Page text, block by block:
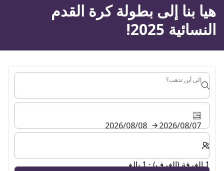
هيا بنا إلى بطولة كرة القدم
النسائية 2025!
إلى أين تذهب؟
إلى أين تذهب؟
07‏/08‏/2026
08‏/08‏/2026
حدد عدد الغرف والضيوف لإقامتك
1 الغرفة (الغرف) ⋅ 1 بالغ